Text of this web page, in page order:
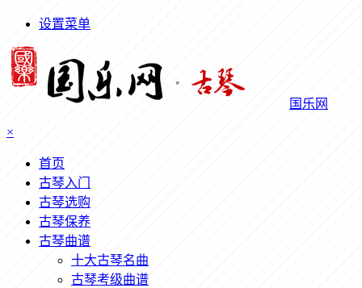
设置菜单
国乐网
×
首页
古琴入门
古琴选购
古琴保养
古琴曲谱
十大古琴名曲
古琴考级曲谱